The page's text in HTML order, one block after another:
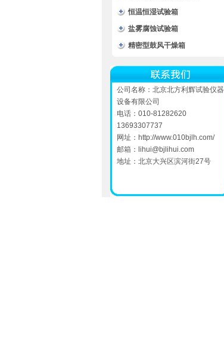
恒温恒湿试验箱
盐雾腐蚀试验箱
精密型鼓风干燥箱
公司名称：北京北方利辉试验仪器
设备有限公司
电话：010-81282620
13693307737
网址： http://www.010bjlh.com/
邮箱： lihui@bjlihui.com
地址：北京大兴区滨河街27号